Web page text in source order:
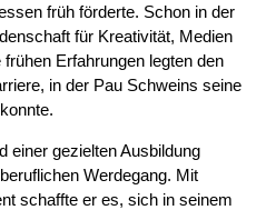
früh förderte. Schon in der
für Kreativität, Medien
Erfahrungen legten den
in der Pau Schweins seine
einer gezielten Ausbildung
Werdegang. Mit
schaffte er es, sich in seinem